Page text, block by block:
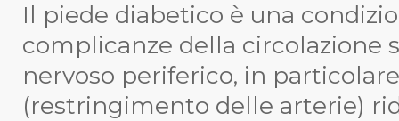
Il piede diabetico è una
complicanze della circolazione
nervoso periferico, in
(restringimento delle arterie)